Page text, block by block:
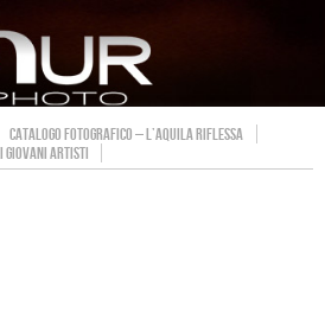
CATALOGO FOTOGRAFICO – L’AQUILA RIFLESSA
GIOVANI ARTISTI